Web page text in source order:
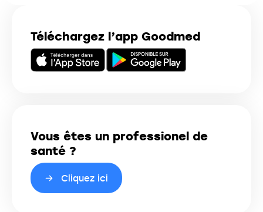
Téléchargez l’app Goodmed
Vous êtes un professionel de
santé ?
Cliquez ici